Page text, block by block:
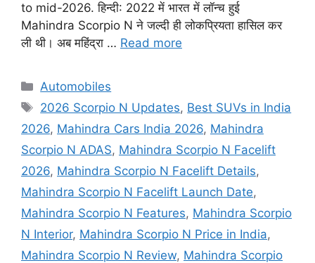
to mid-2026. हिन्दी: 2022 में भारत में लॉन्च हुई
Mahindra Scorpio N ने जल्दी ही लोकप्रियता हासिल कर
ली थी। अब महिंद्रा … Read more
Categories
Automobiles
Tags
2026 Scorpio N Updates, Best SUVs in India
2026, Mahindra Cars India 2026, Mahindra
Scorpio N ADAS, Mahindra Scorpio N Facelift
2026, Mahindra Scorpio N Facelift Details,
Mahindra Scorpio N Facelift Launch Date,
Mahindra Scorpio N Features, Mahindra Scorpio
N Interior, Mahindra Scorpio N Price in India,
Mahindra Scorpio N Review, Mahindra Scorpio